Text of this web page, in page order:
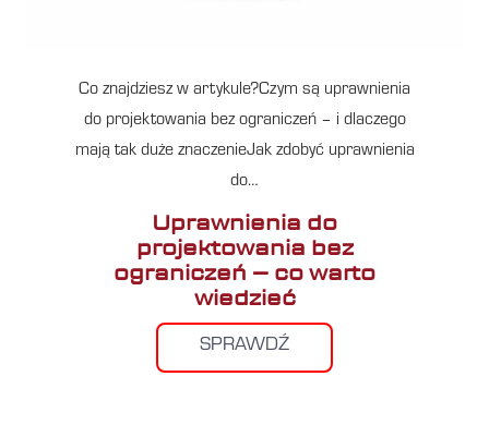
Co znajdziesz w artykule?Czym są uprawnienia
do projektowania bez ograniczeń – i dlaczego
mają tak duże znaczenieJak zdobyć uprawnienia
do…
Uprawnienia do
projektowania bez
ograniczeń – co warto
wiedzieć
SPRAWDŹ